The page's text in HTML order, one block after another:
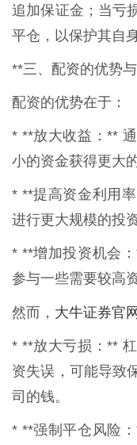
追加保证金；当亏
平仓，以保护其自
**三、配资的优势
配资的优势在于：
* **放大收益：**
小的资金获得更大
* **提高资金利用
进行更大规模的投
* **增加投资机会
参与一些需要较高
然而， 大牛证券官
* **放大亏损：**
资失误，可能导致
司的钱。
* **强制平仓风险